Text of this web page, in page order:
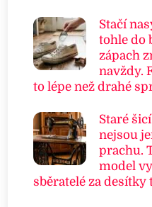
Stačí
tohle do
zápach
navždy.
to lépe než drahé
Staré
nejsou
prachu.
model
sběratelé za desítky